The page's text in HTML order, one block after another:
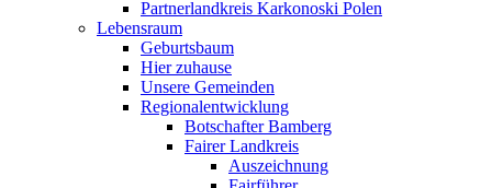
Partnerlandkreis Karkonoski Polen
Lebensraum
Geburtsbaum
Hier zuhause
Unsere Gemeinden
Regionalentwicklung
Botschafter Bamberg
Fairer Landkreis
Auszeichnung